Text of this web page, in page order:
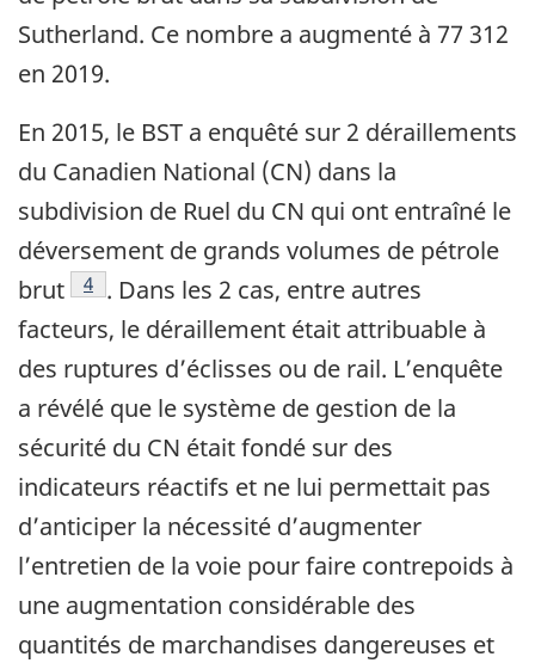
Sutherland. Ce nombre a augmenté à 77 312
en 2019.
En 2015, le BST a enquêté sur 2 déraillements
du Canadien National (CN) dans la
subdivision de Ruel du CN qui ont entraîné le
déversement de grands volumes de pétrole
brut
Note de bas de page
4 . Dans les 2 cas, entre autres
facteurs, le déraillement était attribuable à
des ruptures d’éclisses ou de rail. L’enquête
a révélé que le système de gestion de la
sécurité du CN était fondé sur des
indicateurs réactifs et ne lui permettait pas
d’anticiper la nécessité d’augmenter
l’entretien de la voie pour faire contrepoids à
une augmentation considérable des
quantités de marchandises dangereuses et